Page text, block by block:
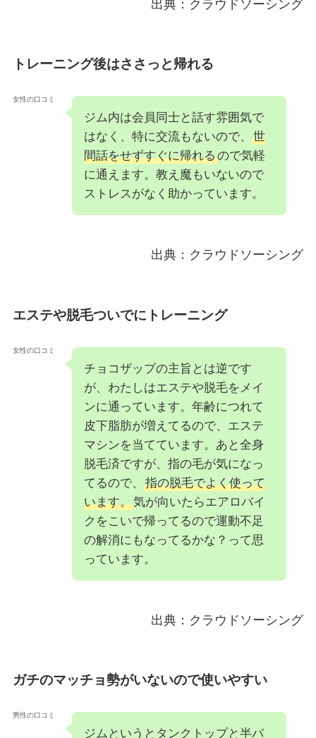
出典：クラウドソーシング
トレーニング後はささっと帰れる
女性の口コミ
ジム内は会員同士と話す雰囲気で
はなく、特に交流もないので、
世
間話をせずすぐに帰れるので気軽
に通えます。教え魔もいないので
ストレスがなく助かっています。
出典：クラウドソーシング
エステや脱毛ついでにトレーニング
女性の口コミ
チョコザップの主旨とは逆です
が、わたしはエステや脱毛をメイ
ンに通っています。年齢につれて
皮下脂肪が増えてるので、エステ
マシンを当てています。あと全身
脱毛済ですが、指の毛が気になっ
てるので、
指の脱毛でよく使って
います。気が向いたらエアロバイ
クをこいで帰ってるので運動不足
の解消にもなってるかな？って思
っています。
出典：クラウドソーシング
ガチのマッチョ勢がいないので使いやすい
男性の口コミ
ジムというとタンクトップと半パ